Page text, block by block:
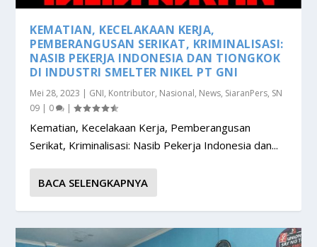
KEMATIAN, KECELAKAAN KERJA,
PEMBERANGUSAN SERIKAT, KRIMINALISASI:
NASIB PEKERJA INDONESIA DAN TIONGKOK
DI INDUSTRI SMELTER NIKEL PT GNI
Mei 28, 2023 GNI, Kontributor, Nasional, News, SiaranPers, SN
09
0 |
Kematian, Kecelakaan Kerja, Pemberangusan
Serikat, Kriminalisasi: Nasib Pekerja Indonesia dan...
BACA SELENGKAPNYA